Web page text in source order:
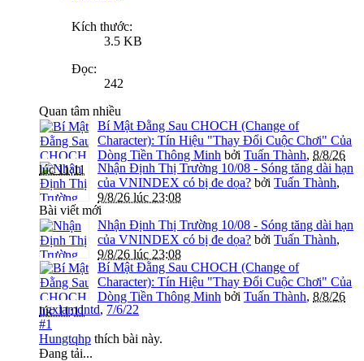
Kích thước:
3.5 KB
Đọc:
242
Quan tâm nhiều
Bí Mật Đằng Sau CHOCH (Change of
Character): Tín Hiệu "Thay Đổi Cuộc Chơi" Của
Dòng Tiền Thông Minh bởi Tuấn Thành, 8/8/26
lúc 11:11
Nhận Định Thị Trường 10/08 - Sóng tăng dài hạn
của VNINDEX có bị đe dọa? bởi Tuấn Thành,
9/8/26 lúc 23:08
Bài viết mới
Nhận Định Thị Trường 10/08 - Sóng tăng dài hạn
của VNINDEX có bị đe dọa? bởi Tuấn Thành,
9/8/26 lúc 23:08
Bí Mật Đằng Sau CHOCH (Change of
Character): Tín Hiệu "Thay Đổi Cuộc Chơi" Của
Dòng Tiền Thông Minh bởi Tuấn Thành, 8/8/26
lúc 11:11
ngxlamdntd, 7/6/22
#1
Hungtqhp thích bài này.
Đang tải...